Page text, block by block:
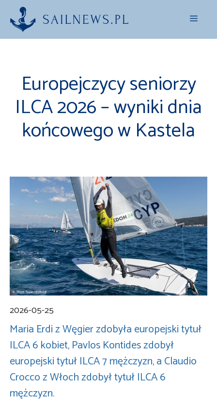
Przejdź
treści
Menu
Europejczycy seniorzy
ILCA 2026 – wyniki dnia
końcowego w Kastela
2026-05-25
Maria Erdi z Węgier zdobyła europejski tytuł
ILCA 6 kobiet, Pavlos Kontides zdobył
europejski tytuł ILCA 7 mężczyzn, a Claudio
Crocco z Włoch zdobył tytuł ILCA 6
mężczyzn.